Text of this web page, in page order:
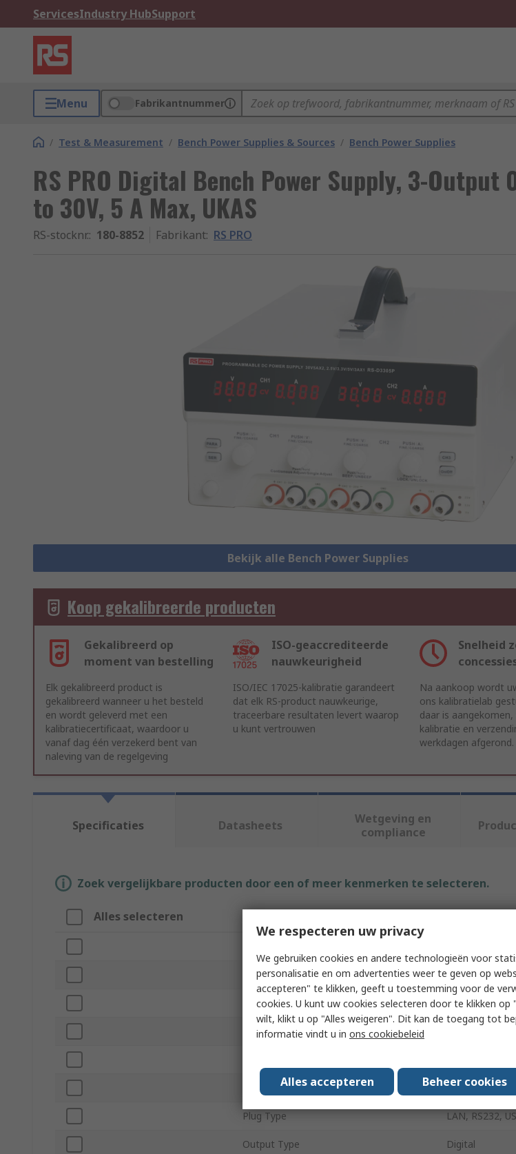
ServicesIndustry HubSupport
Menu Fabrikantnummer
/ Test & Measurement / Bench Power Supplies & Sources / Bench Power Supplies
RS PRO Digital Bench Power Supply, 3-Output
to 30V, 5 A Max, UKAS
RS-stocknr.: 180-8852 Fabrikant: RS PRO
Bekijk alle Bench Power Supplies
Koop gekalibreerde producten
Gekalibreerd op
moment van bestelling
ISO-geaccrediteerde
nauwkeurigheid
Snelheid
Elk gekalibreerd product is
gekalibreerd wanneer u het besteld
en wordt geleverd met een
kalibratiecertificaat, waardoor u
vanaf dag één verzekerd bent van
naleving van de regelgeving
ISO/IEC 17025-kalibratie garandeert
dat elk RS-product nauwkeurige,
traceerbare resultaten levert waarop
u kunt vertrouwen
Na aankoop wordt
ons kalibratielab
daar is
kalibratie en
werkdagen afgerond.
Specificaties Datasheets
Wetgeving en
compliance
Zoek vergelijkbare producten door een of meer kenmerken te selecteren.
Alles selecteren
Product Type Bench Power
Maximum Output Current 5A
Number of Outputs
Minimum Supply Voltage 230V
Plug Type LAN, RS232,
Output Type Digital
We respecteren uw privacy
We gebruiken cookies en andere technologieën voor
personalisatie en om advertenties weer te geven op
accepteren" te klikken, geeft u toestemming voor de
cookies. U kunt uw cookies selecteren door te klikken
wilt, klikt u op "Alles weigeren". Dit kan de toegang tot
informatie vindt u in ons cookiebeleid
Alles accepteren Beheer cookies